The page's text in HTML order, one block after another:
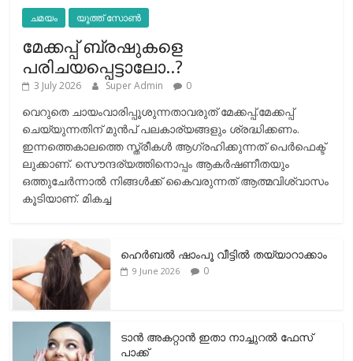
ചമയം യൂത്ത് സോൺ
മേക്കപ്പ് ബ്രഷുകളെ
പരിചയപ്പെട്ടാലോ..?
3 July 2026 Super Admin 0
വെറുതെ ചായംവാരിപ്പൂശുന്നതാവരുത് മേക്കപ്പ്.മേക്കപ്പ്
ചെയ്യുന്നതിന് മുന്‍പ് പലകാര്യങ്ങളും ശ്രദ്ധിക്കണം.
ഇന്നത്തെകാലത്തെ സ്ത്രീകള്‍ ആഗ്രഹിക്കുന്നത് പെര്‍ഫെക്ട്
ലുക്കാണ്. സൌന്ദര്യത്തിനൊപ്പം ആകര്‍ഷണീതയും
ഒത്തുചേര്‍ന്നാല്‍ നിങ്ങള്‍ക്ക് കൈവരുന്നത് ആത്മവിശ്വാസം
കൂടിയാണ്. മികച്ച
ഹെര്‍ബല്‍ ഷാംപൂ വീട്ടില്‍ തയ്യാറാക്കാം
9 June 2026 0
ടാന്‍ അകറ്റാന്‍ ഇതാ നാച്ചുറല്‍ ഫേസ്
പാക്ക്